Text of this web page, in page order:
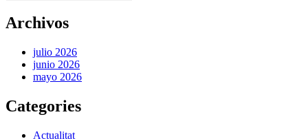
Archivos
julio 2026
junio 2026
mayo 2026
Categories
Actualitat